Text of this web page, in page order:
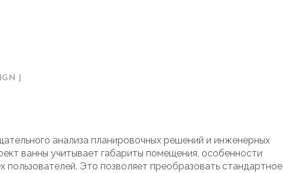
]
анализа планировочных решений и инженерных
ванны учитывает габариты помещения, особенности
пользователей. Это позволяет преобразовать стандартное